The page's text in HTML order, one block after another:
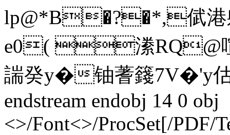
lp@*B�?�*,倵港
e0( 潫RQ@
諯癸y�铀蓍籛7V�'y
endstream endobj 14 0 obj
<>/Font<>/ProcSet[/PDF/